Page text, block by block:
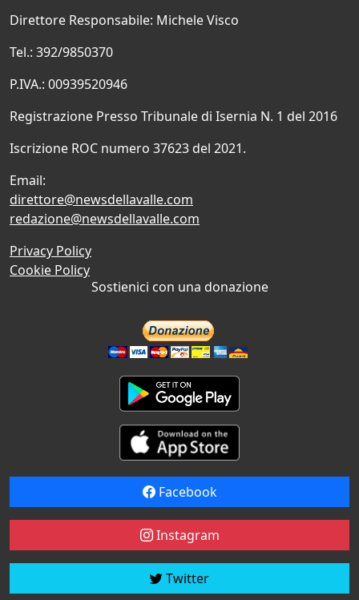
Direttore Responsabile: Michele Visco
Tel.: 392/9850370
P.IVA.: 00939520946
Registrazione Presso Tribunale di Isernia N. 1 del 2016
Iscrizione ROC numero 37623 del 2021.
Email:
direttore@newsdellavalle.com
redazione@newsdellavalle.com
Privacy Policy
Cookie Policy
Sostienici con una donazione
Facebook
Instagram
Twitter